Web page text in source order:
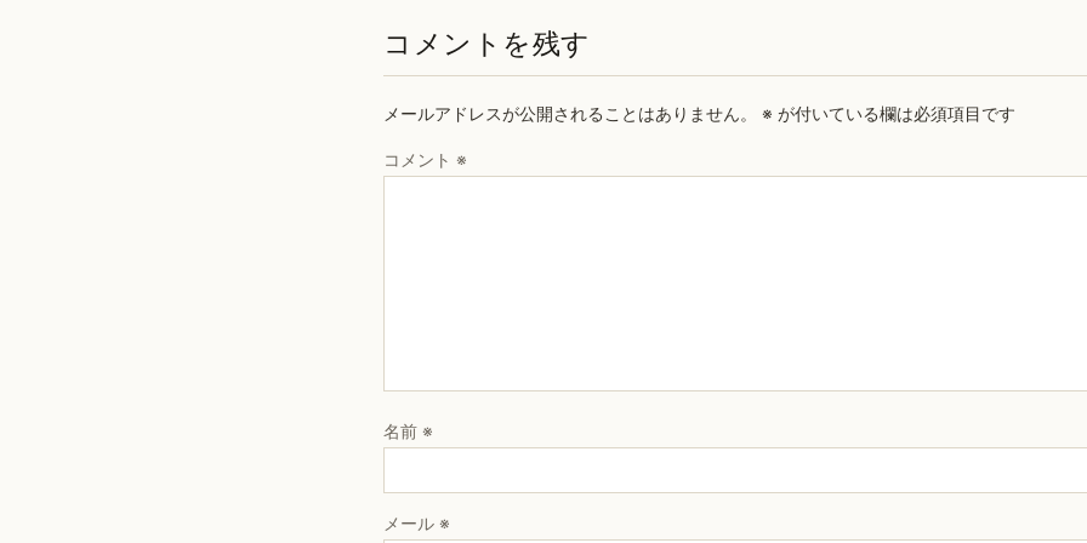
コメントを残す
メールアドレスが公開されることはありません。 ※ が付いている欄は必須項目です
コメント ※
名前 ※
メール ※